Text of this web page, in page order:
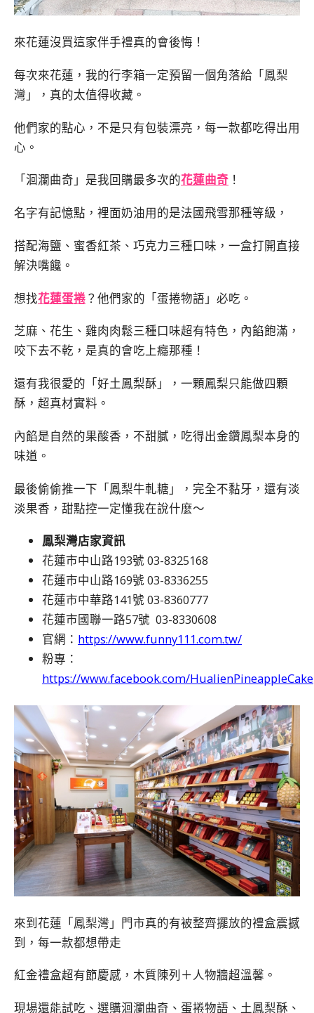
來花蓮沒買這家伴手禮真的會後悔！
每次來花蓮，我的行李箱一定預留一個角落給「鳳梨
灣」，真的太值得收藏。
他們家的點心，不是只有包裝漂亮，每一款都吃得出用
心。
「洄瀾曲奇」是我回購最多次的花蓮曲奇 ！
名字有記憶點，裡面奶油用的是法國飛雪那種等級，
搭配海鹽、蜜香紅茶、巧克力三種口味，一盒打開直接
解決嘴饞。
想找花蓮蛋捲？他們家的「蛋捲物語」必吃。
芝麻、花生、雞肉肉鬆三種口味超有特色，內餡飽滿，
咬下去不乾，是真的會吃上癮那種！
還有我很愛的「好土鳳梨酥」，一顆鳳梨只能做四顆
酥，超真材實料。
內餡是自然的果酸香，不甜膩，吃得出金鑽鳳梨本身的
味道。
最後偷偷推一下「鳳梨牛軋糖」，完全不黏牙，還有淡
淡果香，甜點控一定懂我在說什麼～
鳳梨灣店家資訊
花蓮市中山路193號 03-8325168
花蓮市中山路169號 03-8336255
花蓮市中華路141號 03-8360777
花蓮市國聯一路57號 03-8330608
官網： https://www.funny111.com.tw/
粉專：
https://www.facebook.com/HualienPineappleCake
來到花蓮「鳳梨灣」門市真的有被整齊擺放的禮盒震撼
到，每一款都想帶走
紅金禮盒超有節慶感，木質陳列＋人物牆超溫馨。
現場還能試吃、選購洄瀾曲奇、蛋捲物語、土鳳梨酥、